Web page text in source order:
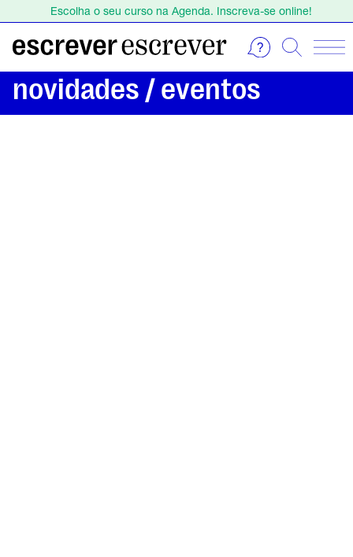
Escolha o seu curso na Agenda. Inscreva-se online!
Escolha o seu curso na Agenda. Inscreva-se online!
novidades / eventos